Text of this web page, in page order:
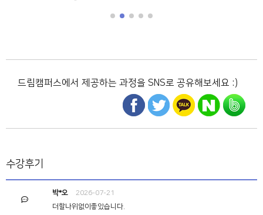
드림캠퍼스에서 제공하는 과정을 SNS로 공유해보세요 :)
수강후기
박*오
2026-07-21
더할나위없이좋았습니다.